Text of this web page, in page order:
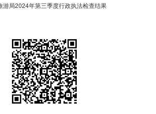
游局2024年第三季度行政执法检查结果